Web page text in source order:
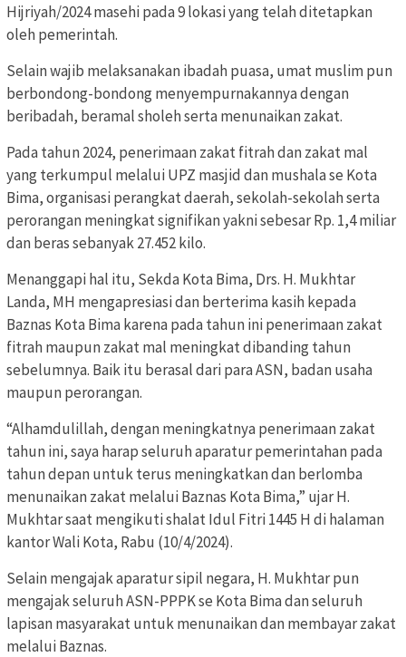
Hijriyah/2024 masehi pada 9 lokasi yang telah ditetapkan
oleh pemerintah.
Selain wajib melaksanakan ibadah puasa, umat muslim pun
berbondong-bondong menyempurnakannya dengan
beribadah, beramal sholeh serta menunaikan zakat.
Pada tahun 2024, penerimaan zakat fitrah dan zakat mal
yang terkumpul melalui UPZ masjid dan mushala se Kota
Bima, organisasi perangkat daerah, sekolah-sekolah serta
perorangan meningkat signifikan yakni sebesar Rp. 1,4 miliar
dan beras sebanyak 27.452 kilo.
Menanggapi hal itu, Sekda Kota Bima, Drs. H. Mukhtar
Landa, MH mengapresiasi dan berterima kasih kepada
Baznas Kota Bima karena pada tahun ini penerimaan zakat
fitrah maupun zakat mal meningkat dibanding tahun
sebelumnya. Baik itu berasal dari para ASN, badan usaha
maupun perorangan.
“Alhamdulillah, dengan meningkatnya penerimaan zakat
tahun ini, saya harap seluruh aparatur pemerintahan pada
tahun depan untuk terus meningkatkan dan berlomba
menunaikan zakat melalui Baznas Kota Bima,” ujar H.
Mukhtar saat mengikuti shalat Idul Fitri 1445 H di halaman
kantor Wali Kota, Rabu (10/4/2024).
Selain mengajak aparatur sipil negara, H. Mukhtar pun
mengajak seluruh ASN-PPPK se Kota Bima dan seluruh
lapisan masyarakat untuk menunaikan dan membayar zakat
melalui Baznas.